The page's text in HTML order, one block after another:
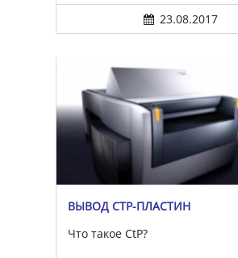
23.08.2017
ВЫВОД CTP-ПЛАСТИН
Что такое CtP?